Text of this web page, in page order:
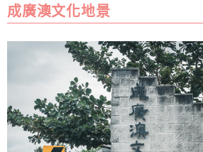
成廣澳文化地景